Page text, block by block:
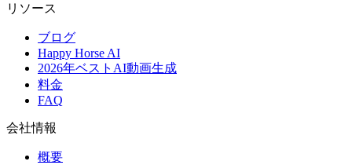
リソース
ブログ
Happy Horse AI
2026年ベストAI動画生成
料金
FAQ
会社情報
概要